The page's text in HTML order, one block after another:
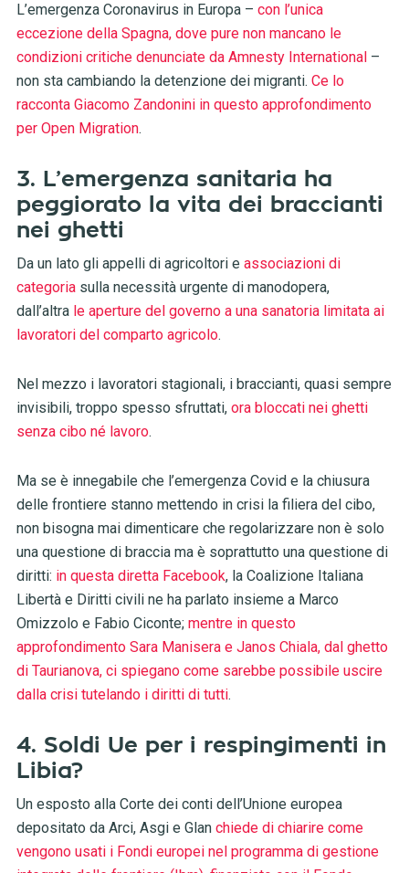
L’emergenza Coronavirus in Europa – con l’unica
eccezione della Spagna, dove pure non mancano le
condizioni critiche denunciate da Amnesty International–
non sta cambiando la detenzione dei migranti. Ce lo
racconta Giacomo Zandonini in questo approfondimento
per Open Migration.
3. L’emergenza sanitaria ha
peggiorato la vita dei braccianti
nei ghetti
Da un lato gli appelli di agricoltori e associazioni di
categoriasulla necessità urgente di manodopera,
dall’altra le aperture del governo a una sanatoria limitata ai
lavoratori del comparto agricolo.
Nel mezzo i lavoratori stagionali, i braccianti, quasi sempre
invisibili, troppo spesso sfruttati, ora bloccati nei ghetti
senza cibo né lavoro.
Ma se è innegabile che l’emergenza Covid e la chiusura
delle frontiere stanno mettendo in crisi la filiera del cibo,
non bisogna mai dimenticare che regolarizzare non è solo
una questione di braccia ma è soprattutto una questione di
diritti: in questa diretta Facebook, la Coalizione Italiana
Libertà e Diritti civili ne ha parlato insieme a Marco
Omizzolo e Fabio Ciconte; mentre in questo
approfondimento Sara Manisera e Janos Chiala, dal ghetto
di Taurianova, ci spiegano come sarebbe possibile uscire
dalla crisi tutelando i diritti di tutti.
4. Soldi Ue per i respingimenti in
Libia?
Un esposto alla Corte dei conti dell’Unione europea
depositato da Arci, Asgi e Glan chiede di chiarire come
vengono usati i Fondi europei nel programma di gestione